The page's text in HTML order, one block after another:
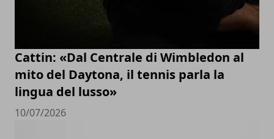
Cattin: «Dal Centrale di Wimbledon al
mito del Daytona, il tennis parla la
lingua del lusso»
10/07/2026